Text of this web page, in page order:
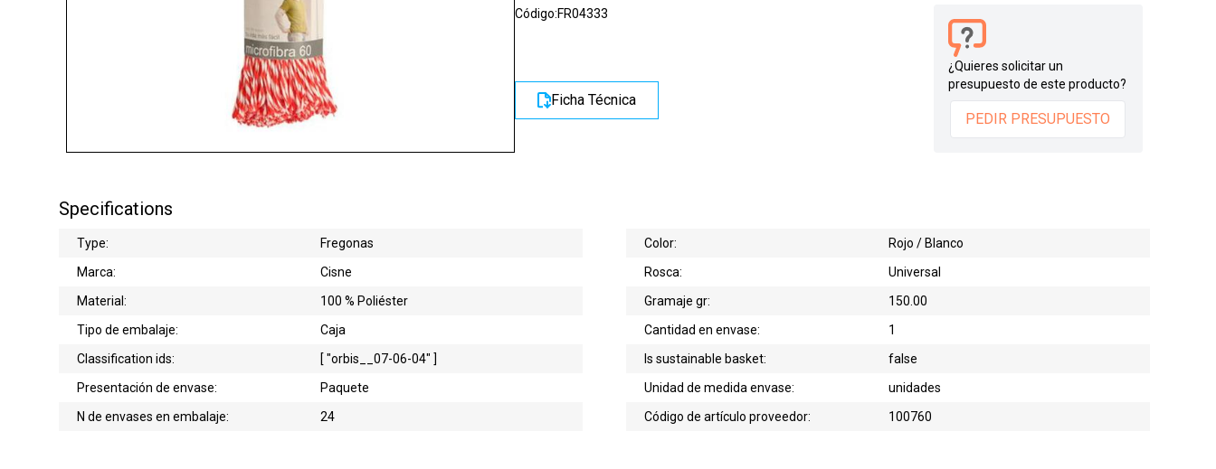
Código:FR04333
Ficha Técnica
¿Quieres solicitar un
presupuesto de este producto?
PEDIR PRESUPUESTO
Specifications
Type: Fregonas Color:
Rojo / Blanco
Marca:
Cisne Rosca:
Universal
Material:
100 % Poliéster Gramaje gr:
150.00
Tipo de embalaje:
Caja Cantidad en envase:
1
Classification ids:
[ "orbis__07-06-04" ] Is sustainable basket:
false
Presentación de envase:
Paquete Unidad de medida envase:
unidades
N de envases en embalaje:
24 Código de artículo proveedor: 100760